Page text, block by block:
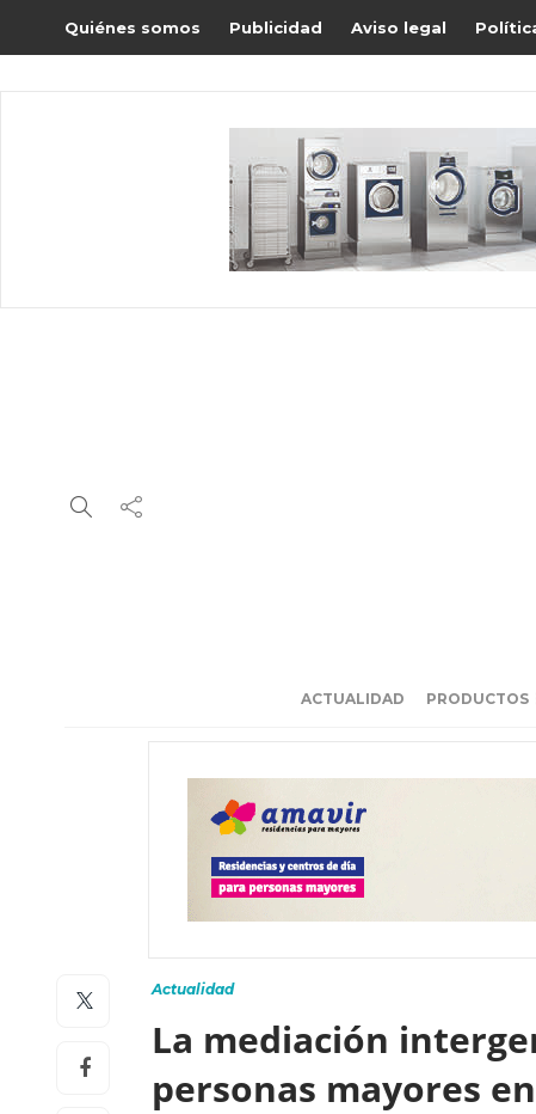
Quiénes somos Publicidad Aviso legal
ACTUALIDAD PRODUCTOS
Actualidad
La mediación
personas mayores